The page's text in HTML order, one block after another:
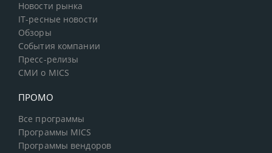
Новости рынка
IT-ресные новости
Обзоры
События компании
Пресс-релизы
СМИ о MICS
ПРОМО
Все программы
Программы MICS
Программы вендоров